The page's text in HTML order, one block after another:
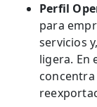
Perfil
para
servicios
ligera. En